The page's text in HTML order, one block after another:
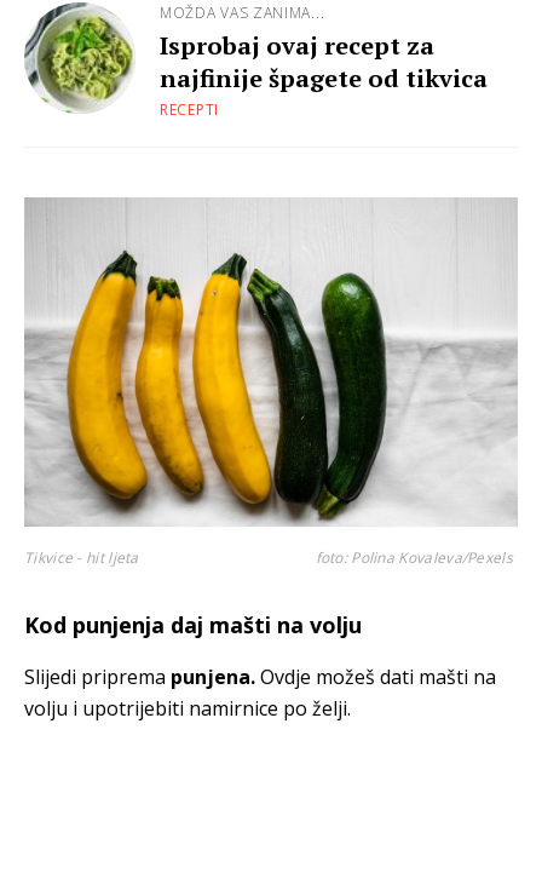
MOŽDA VAS ZANIMA...
Isprobaj ovaj recept za
najfinije špagete od tikvica
RECEPTI
Tikvice - hit ljeta foto: Polina Kovaleva/Pexels
Kod punjenja daj mašti na volju
Slijedi priprema punjena.Ovdje možeš dati mašti na
volju i upotrijebiti namirnice po želji.